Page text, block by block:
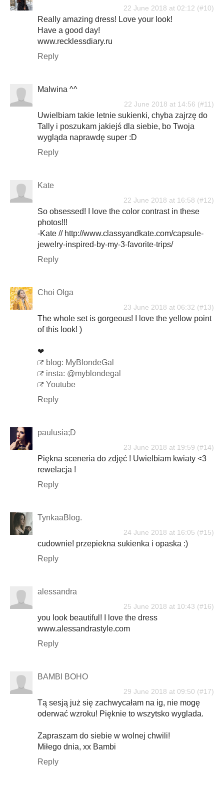
22 June 2018 at 02:12
Really amazing dress! Love your look!
Have a good day!
www.recklessdiary.ru
Reply
Malwina ^^
22 June 2018 at 14:56
Uwielbiam takie letnie sukienki, chyba zajrzę do
Tally i poszukam jakiejś dla siebie, bo Twoja
wygląda naprawdę super :D
Reply
Kate
22 June 2018 at 16:58
So obsessed! I love the color contrast in these
photos!!!
-Kate // http://www.classyandkate.com/capsule-
jewelry-inspired-by-my-3-favorite-trips/
Reply
Choi Olga
23 June 2018 at 06:32
The whole set is gorgeous! I love the yellow point
of this look! )
❤
blog: MyBlondeGal
insta: @myblondegal
Youtube
Reply
paulusia;D
23 June 2018 at 19:59
Piękna sceneria do zdjęć ! Uwielbiam kwiaty <3
rewelacja !
Reply
TynkaaBlog.
24 June 2018 at 16:05
cudownie! przepiekna sukienka i opaska :)
Reply
alessandra
25 June 2018 at 10:43
you look beautiful! I love the dress
www.alessandrastyle.com
Reply
BAMBI BOHO
29 June 2018 at 09:50
Tą sesją już się zachwycałam na ig, nie mogę
oderwać wzroku! Pięknie to wszytsko wyglada.
Zapraszam do siebie w wolnej chwili!
Miłego dnia, xx Bambi
Reply